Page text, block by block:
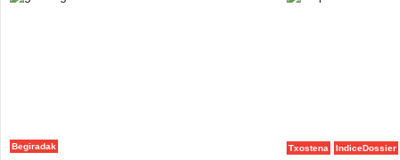
Begiradak Txostena IndiceDossier